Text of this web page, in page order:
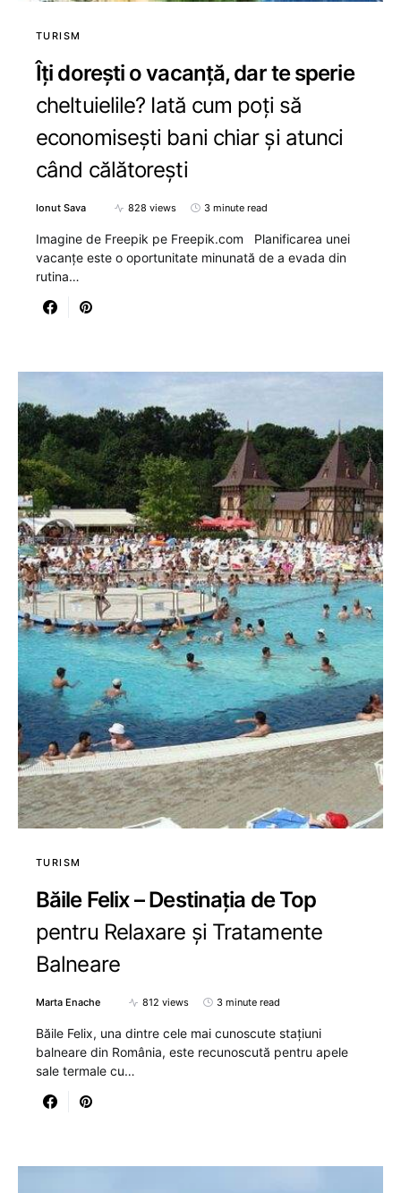
TURISM
Îți dorești o vacanță, dar te sperie
cheltuielile? Iată cum poți să
economisești bani chiar și atunci
când călătorești
Ionut Sava 828 views 3 minute read
Imagine de Freepik pe Freepik.com Planificarea unei
vacanțe este o oportunitate minunată de a evada din
rutina…
TURISM
Băile Felix – Destinația de Top
pentru Relaxare și Tratamente
Balneare
Marta Enache 812 views 3 minute read
Băile Felix, una dintre cele mai cunoscute stațiuni
balneare din România, este recunoscută pentru apele
sale termale cu…